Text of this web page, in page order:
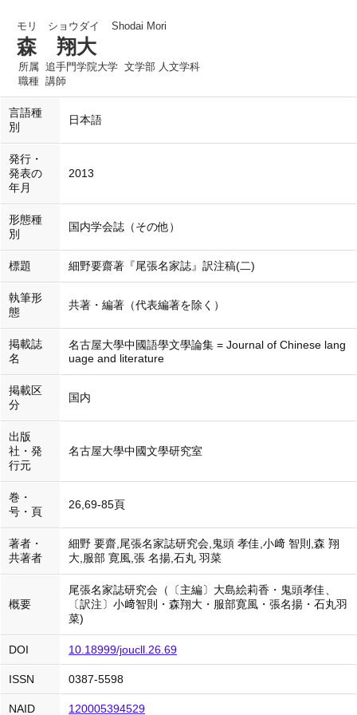
モリ ショウダイ Shodai Mori
森 翔大
所属 追手門学院大学 文学部 人文学科
職種 講師
言語種
別
日本語
発行・
発表の
年月
2013
形態種
別
国内学会誌（その他）
標題 細野要齋著『尾張名家誌』訳注稿(二)
執筆形
態
共著・編著（代表編著を除く）
掲載誌
名
名古屋大學中國語學文學論集 = Journal of Chinese lang
uage and literature
掲載区
分
国内
出版
社・発
行元
名古屋大學中國文學研究室
巻・
号・頁
26,69-85頁
著者・
共著者
細野 要齋,尾張名家誌研究会,鬼頭 孝佳,小﨑 智則,森 翔
大,服部 寛風,張 名揚,石丸 羽菜
概要
尾張名家誌研究会（〔主編〕大島絵莉香・鬼頭孝佳、
〔訳注〕小﨑智則・森翔大・服部寛風・張名揚・石丸羽
菜)
DOI 10.18999/joucll.26.69
ISSN 0387-5598
NAID 120005394529